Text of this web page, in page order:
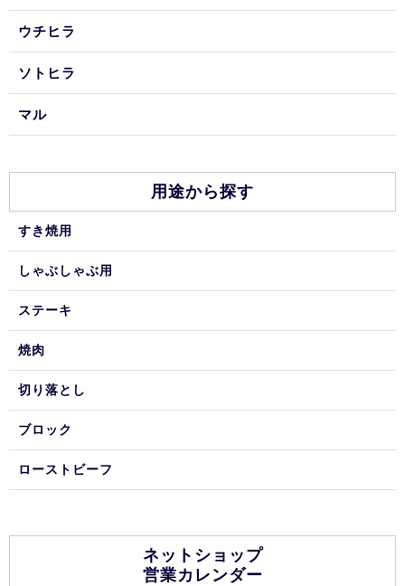
ウチヒラ
ソトヒラ
マル
用途から探す
すき焼用
しゃぶしゃぶ用
ステーキ
焼肉
切り落とし
ブロック
ローストビーフ
ネットショップ
営業カレンダー